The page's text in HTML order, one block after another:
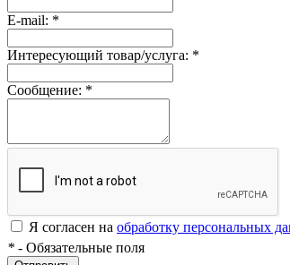
E-mail: *
Интересующий товар/услуга: *
Сообщение: *
Я согласен на обработку персональных
* - Обязательные поля